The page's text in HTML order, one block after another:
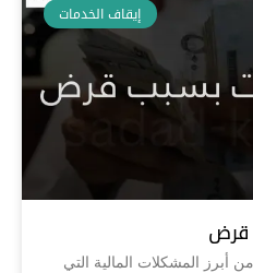
إيقاف الخدمات
قرض
المشكلات المالية التي